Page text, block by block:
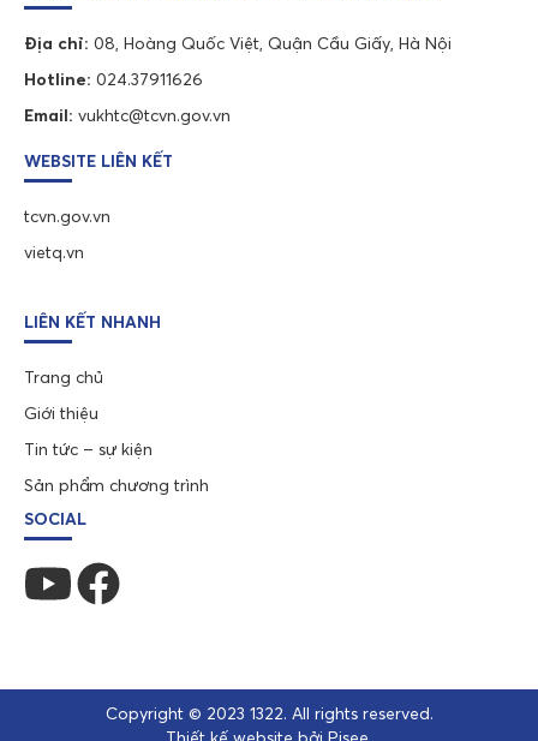
Địa chỉ: 08, Hoàng Quốc Việt, Quận Cầu Giấy, Hà Nội
Hotline: 024.37911626
Email: vukhtc@tcvn.gov.vn
WEBSITE LIÊN KẾT
tcvn.gov.vn
vietq.vn
LIÊN KẾT NHANH
Trang chủ
Giới thiệu
Tin tức – sự kiện
Sản phẩm chương trình
SOCIAL
Copyright © 2023 1322. All rights reserved.